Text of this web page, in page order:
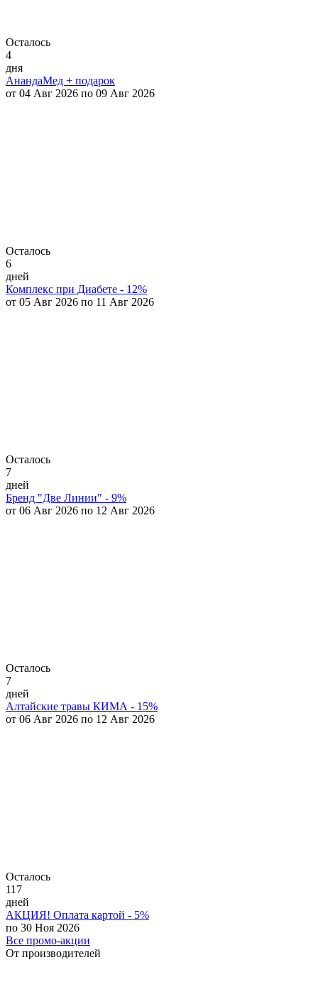
Осталось
4
дня
АнандаМед + подарок
от 04 Авг 2026 по 09 Авг 2026
Осталось
6
дней
Комплекс при Диабете - 12%
от 05 Авг 2026 по 11 Авг 2026
Осталось
7
дней
Бренд "Две Линии" - 9%
от 06 Авг 2026 по 12 Авг 2026
Осталось
7
дней
Алтайские травы КИМА - 15%
от 06 Авг 2026 по 12 Авг 2026
Осталось
117
дней
АКЦИЯ! Оплата картой - 5%
по 30 Ноя 2026
Все промо-акции
От производителей